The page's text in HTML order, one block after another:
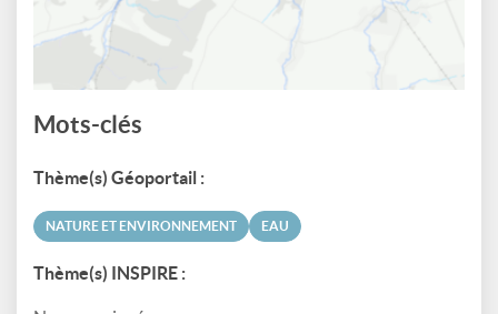
Mots-clés
Thème(s) Géoportail :
NATURE ET ENVIRONNEMENT EAU
Thème(s) INSPIRE :